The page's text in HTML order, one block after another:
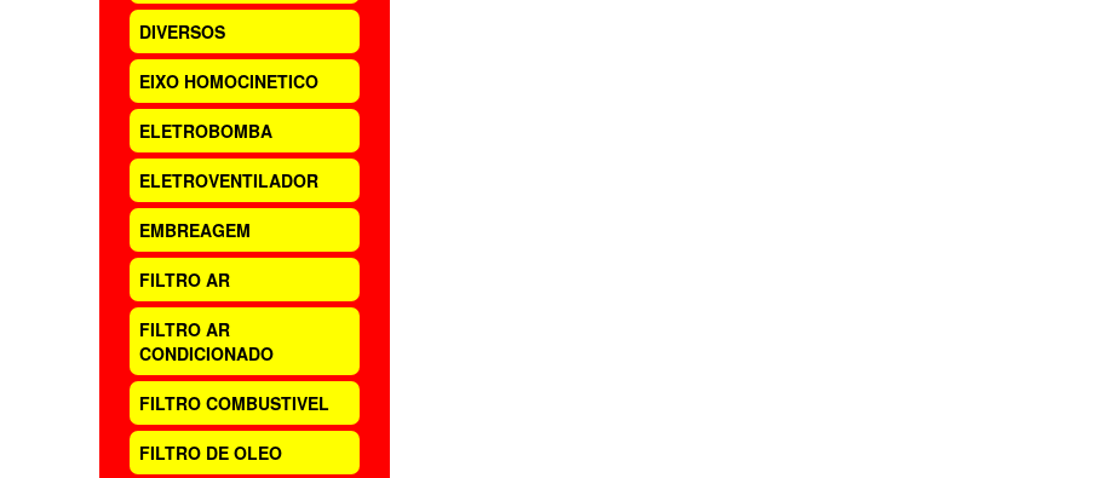
DIVERSOS
EIXO HOMOCINETICO
ELETROBOMBA
ELETROVENTILADOR
EMBREAGEM
FILTRO AR
FILTRO AR
CONDICIONADO
FILTRO COMBUSTIVEL
FILTRO DE OLEO